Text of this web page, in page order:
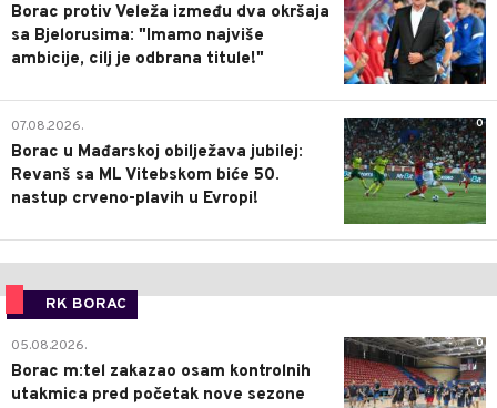
Borac protiv Veleža između dva okršaja
sa Bjelorusima: "Imamo najviše
ambicije, cilj je odbrana titule!"
0
07.08.2026.
Borac u Mađarskoj obilježava jubilej:
Revanš sa ML Vitebskom biće 50.
nastup crveno-plavih u Evropi!
RK BORAC
0
05.08.2026.
Borac m:tel zakazao osam kontrolnih
utakmica pred početak nove sezone